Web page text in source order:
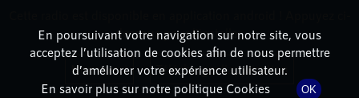
DÉTAILS DE L'ÉPISODE
25 décembre 2021à 16h59, durée : Invalid date
En poursuivant votre navigation sur notre site, vous
acceptez l’utilisation de cookies afin de nous permettre
d’améliorer votre expérience utilisateur.
En savoir plus sur notre politique Cookies
OK
dessous pour l'installer.
Non merci Télécharger l'application